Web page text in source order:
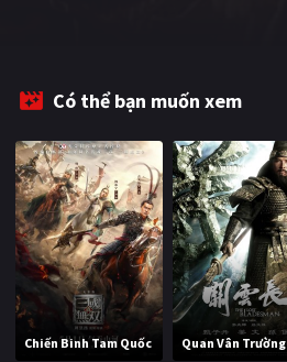
Có thể bạn muốn xem
Chiến Binh Tam Quốc Quan Vân Trường